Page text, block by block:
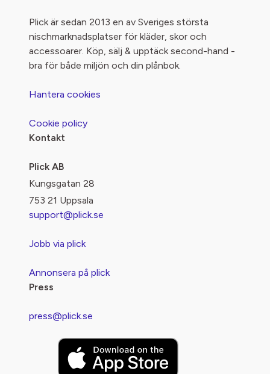
Plick är sedan 2013 en av Sveriges största
nischmarknadsplatser för kläder, skor och
accessoarer. Köp, sälj & upptäck second-hand -
bra för både miljön och din plånbok.
Hantera cookies
Cookie policy
Kontakt
Plick AB
Kungsgatan 28
753 21 Uppsala
support@plick.se
Jobb via plick
Annonsera på plick
Press
press@plick.se